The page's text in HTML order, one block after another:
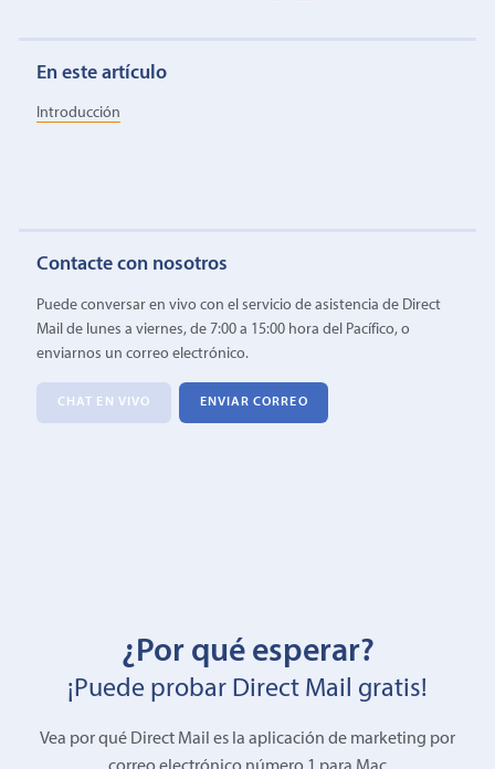
En este artículo
Introducción
Contacte con nosotros
Puede conversar en vivo con el servicio de asistencia de Direct
Mail de lunes a viernes, de 7:00 a 15:00 hora del Pacífico, o
enviarnos un correo electrónico.
CHAT EN VIVO ENVIAR CORREO
¿Por qué esperar?
¡Puede probar Direct Mail gratis!
Vea por qué Direct Mail es la aplicación de marketing por